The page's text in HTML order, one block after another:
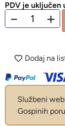
PDV je uključen
− +
Dodaj na
Službeni
Gospinih